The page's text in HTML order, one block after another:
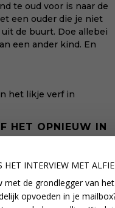
te oud voor is naar de
een ouder die je niet
de buurt. Doe allebei
een ander kind. En
het likje verf in
HET OPNIEUW IN
HET INTERVIEW MET
met de grondlegger van het
opvoeden in je